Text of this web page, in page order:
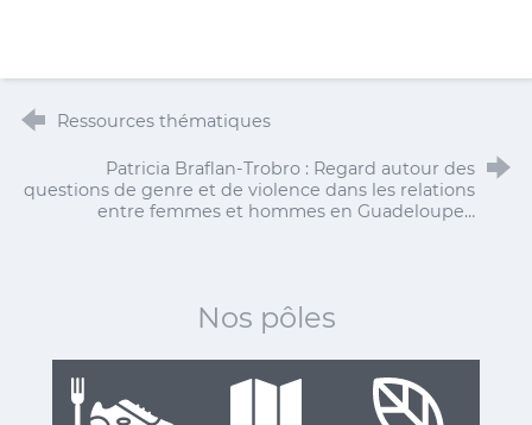
Ressources thématiques
Patricia Braflan-Trobro : Regard autour des
questions de genre et de violence dans les relations
entre femmes et hommes en Guadeloupe…
Nos pôles